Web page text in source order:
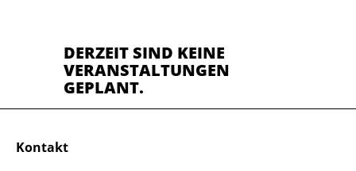
DERZEIT SIND KEINE
VERANSTALTUNGEN
GEPLANT.
Kontakt